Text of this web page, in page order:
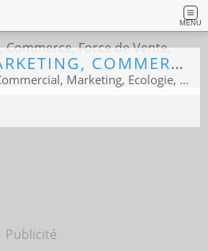
MENU
ECONOMIE, MARKETING, COMMERCE, FORCE DE VENTE, ECOLOGIE
Magazine d’Economie, Commercial, Marketing, Ecologie, Sport business
Publicité